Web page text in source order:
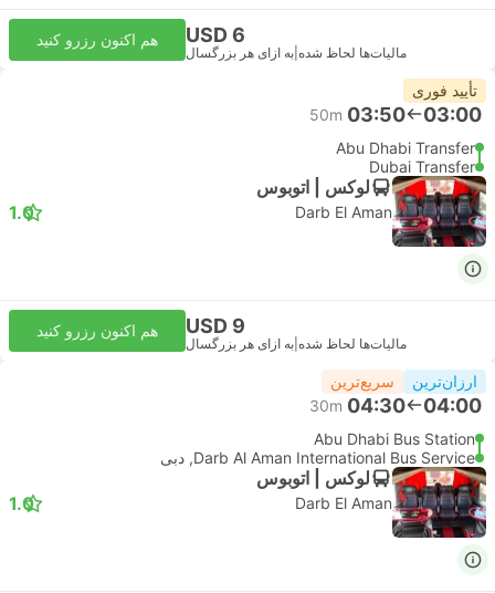
USD 6
مالیات‌ها لحاظ شده به ازای هر بزرگسال
هم اکنون رزرو کنید
تأیید فوری
03:00
03:50
50m
Abu Dhabi Transfer
Dubai Transfer
لوکس | اتوبوس
Darb El Aman
1.0
USD 9
مالیات‌ها لحاظ شده به ازای هر بزرگسال
هم اکنون رزرو کنید
ارزان‌ترین سریع‌ترین
04:00
04:30
30m
Abu Dhabi Bus Station
Darb Al Aman International Bus Service, دبی
لوکس | اتوبوس
Darb El Aman
1.0